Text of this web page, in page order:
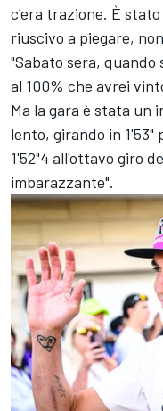
c'era trazione. È
riuscivo a piegare,
"Sabato sera,
al 100% che avrei
Ma la gara è stata un
lento, girando in
1'52"4 all'ottavo giro
imbarazzante".